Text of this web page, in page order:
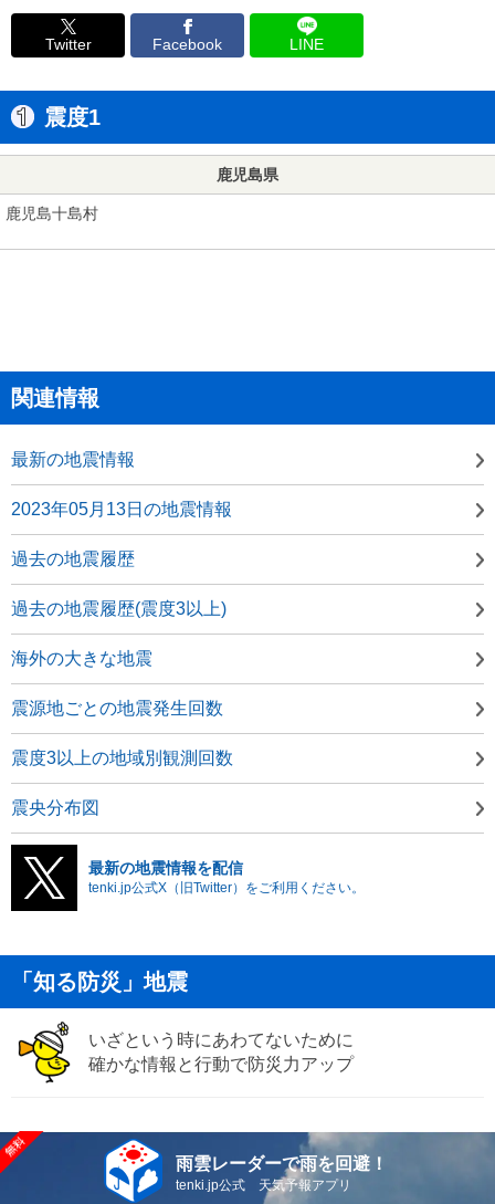
Twitter Facebook LINE
震度1
鹿児島県
鹿児島十島村
関連情報
最新の地震情報
2023年05月13日の地震情報
過去の地震履歴
過去の地震履歴(震度3以上)
海外の大きな地震
震源地ごとの地震発生回数
震度3以上の地域別観測回数
震央分布図
最新の地震情報を配信
tenki.jp公式X（旧Twitter）をご利用ください。
「知る防災」地震
いざという時にあわてないために
確かな情報と行動で防災力アップ
雨雲レーダーで雨を回避！
tenki.jp公式 天気予報アプリ